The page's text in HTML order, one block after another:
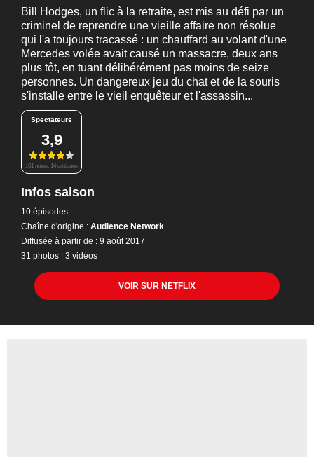
Bill Hodges, un flic à la retraite, est mis au défi par un
criminel de reprendre une vieille affaire non résolue
qui l'a toujours tracassé : un chauffard au volant d'une
Mercedes volée avait causé un massacre, deux ans
plus tôt, en tuant délibérément pas moins de seize
personnes. Un dangereux jeu du chat et de la souris
s'installe entre le vieil enquêteur et l'assassin...
Spectateurs
3,9
161 notes, 14 critiques
Infos saison
10 épisodes
Chaîne d'origine : Audience Network
Diffusée à partir de : 9 août 2017
31 photos | 3 vidéos
VOIR SUR NETFLIX